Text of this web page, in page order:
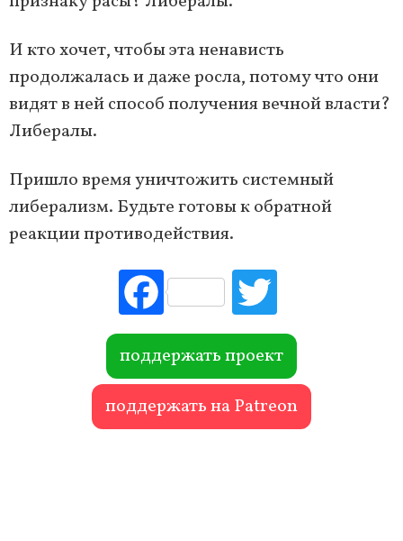
И кто хочет, чтобы эта ненависть
продолжалась и даже росла, потому что они
видят в ней способ получения вечной власти?
Либералы.
Пришло время уничтожить системный
либерализм. Будьте готовы к обратной
реакции противодействия.
Fac
ebo
ok r
поддержать проект
поддержать на Patreon